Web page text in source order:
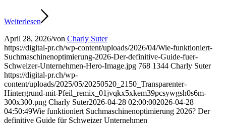
Weiterlesen
April 28, 2026/von Charly Suter
https://digital-pr.ch/wp-content/uploads/2026/04/Wie-funktioniert-
Suchmaschinenoptimierung-2026-Der-definitive-Guide-fuer-
Schweizer-Unternehmen-Hero-Image.jpg 768 1344 Charly Suter
https://digital-pr.ch/wp-
content/uploads/2025/05/20250520_2150_Transparenter-
Hintergrund-mit-Pfeil_remix_01jvqkx5xkem39pcsywgsh0s6m-
300x300.png Charly Suter2026-04-28 02:00:002026-04-28
04:50:49Wie funktioniert Suchmaschinenoptimierung 2026? Der
definitive Guide für Schweizer Unternehmen